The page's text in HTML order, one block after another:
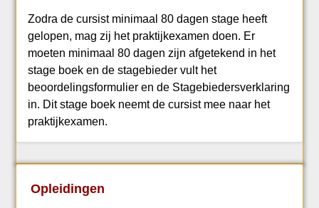
Zodra de cursist minimaal 80 dagen stage heeft
gelopen, mag zij het praktijkexamen doen. Er
moeten minimaal 80 dagen zijn afgetekend in het
stage boek en de stagebieder vult het
beoordelingsformulier en de Stagebiedersverklaring
in. Dit stage boek neemt de cursist mee naar het
praktijkexamen.
Opleidingen